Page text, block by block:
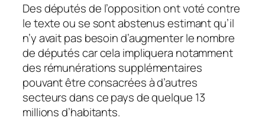
Des députés de l’opposition ont voté contre
le texte ou se sont abstenus estimant qu’il
n’y avait pas besoin d’augmenter le nombre
de députés car cela impliquera notamment
des rémunérations supplémentaires
pouvant être consacrées à d’autres
secteurs dans ce pays de quelque 13
millions d’habitants.